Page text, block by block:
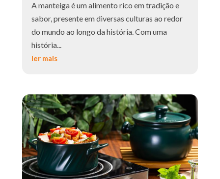
A manteiga é um alimento rico em tradição e
sabor, presente em diversas culturas ao redor
do mundo ao longo da história. Com uma
história...
ler mais